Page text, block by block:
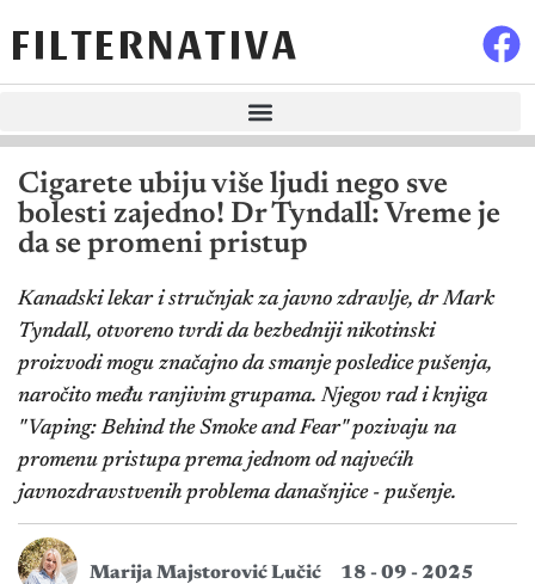
FILTERNATIVA
Cigarete ubiju više ljudi nego sve
bolesti zajedno! Dr Tyndall: Vreme je
da se promeni pristup
Kanadski lekar i stručnjak za javno zdravlje, dr Mark
Tyndall, otvoreno tvrdi da bezbedniji nikotinski
proizvodi mogu značajno da smanje posledice pušenja,
naročito među ranjivim grupama. Njegov rad i knjiga
"Vaping: Behind the Smoke and Fear" pozivaju na
promenu pristupa prema jednom od najvećih
javnozdravstvenih problema današnjice - pušenje.
Marija Majstorović Lučić 18 - 09 - 2025